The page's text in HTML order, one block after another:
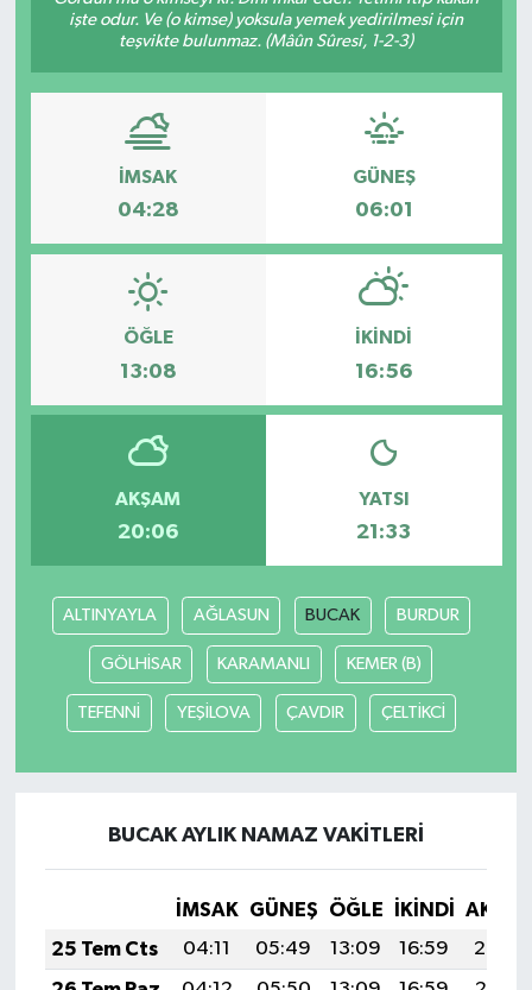
işte odur. Ve (o kimse) yoksula yemek yedirilmesi için
teşvikte bulunmaz. (Mâûn Sûresi, 1-2-3)
İMSAK
04:28
GÜNEŞ
06:01
ÖĞLE
13:08
İKINDI
16:56
AKŞAM
20:06
YATSI
21:33
ALTINYAYLA AĞLASUN BUCAK BURDUR
GÖLHİSAR KARAMANLI KEMER (B)
TEFENNİ YEŞİLOVA ÇAVDIR ÇELTİKCİ
BUCAK AYLIK NAMAZ VAKITLERI
İMSAK GÜNEŞ ÖĞLE İKINDI
25 Tem Cts
04:11 05:49 13:09 16:59
20:20
Siyaset
Kültür Sanat
Hasköy
Korkut
Bulanık
Malazgirt
Varto